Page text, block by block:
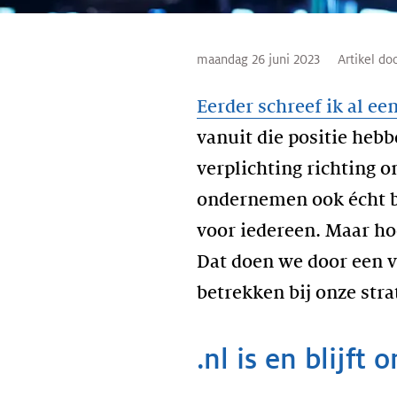
maandag 26 juni 2023 Artikel
Eerder schreef ik al
vanuit die positie
verplichting richting
ondernemen ook écht
voor iedereen. Maar
Dat doen we door een
betrekken bij onze
.nl is en blijft